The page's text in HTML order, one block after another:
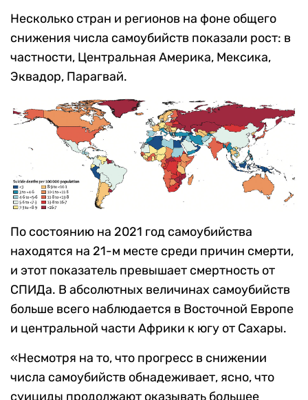
Несколько стран и регионов на фоне общего
снижения числа самоубийств показали рост: в
частности, Центральная Америка, Мексика,
Эквадор, Парагвай.
По состоянию на 2021 год самоубийства
находятся на 21-м месте среди причин смерти,
и этот показатель превышает смертность от
СПИДа. В абсолютных величинах самоубийств
больше всего наблюдается в Восточной Европе
и центральной части Африки к югу от Сахары.
«Несмотря на то, что прогресс в снижении
числа самоубийств обнадеживает, ясно, что
суициды продолжают оказывать большее